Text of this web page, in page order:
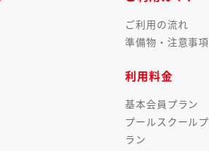
ご利用の流れ
準備物・注意事項
利用料金
基本会員プラン
プールスクールプ
ラン